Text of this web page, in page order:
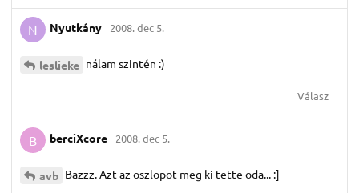
N Nyutkány 2008. dec 5.
leslieke nálam szintén :)
Válasz
B berciXcore 2008. dec 5.
avb Bazzz. Azt az oszlopot meg ki tette oda... :]